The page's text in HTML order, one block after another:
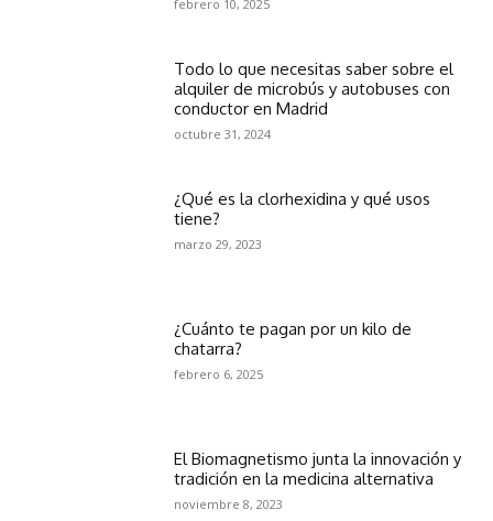
febrero 10, 2025
Todo lo que necesitas saber sobre el
alquiler de microbús y autobuses con
conductor en Madrid
octubre 31, 2024
¿Qué es la clorhexidina y qué usos
tiene?
marzo 29, 2023
¿Cuánto te pagan por un kilo de
chatarra?
febrero 6, 2025
El Biomagnetismo junta la innovación y
tradición en la medicina alternativa
noviembre 8, 2023